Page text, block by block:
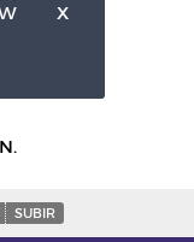
X
SUBIR